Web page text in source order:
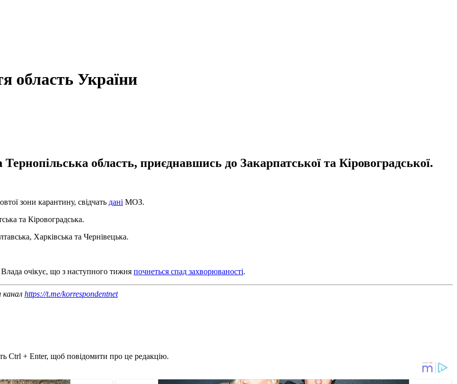
область України
область, приєднавшись до Закарпатської та Кіровоградської.
зони карантину, свідчать дані МОЗ.
та Кіровоградська.
Харківська та Чернівецька.
очікує, що з наступного тижня почнеться спад захворюваності.
канал https://t.me/korrespondentnet
Ctrl + Enter, щоб повідомити про це редакцію.